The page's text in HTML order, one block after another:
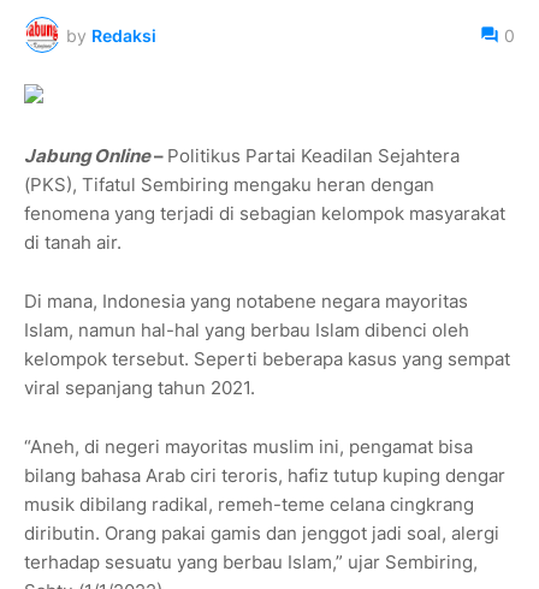
by Redaksi 0
Jabung Online– Politikus Partai Keadilan Sejahtera
(PKS), Tifatul Sembiring mengaku heran dengan
fenomena yang terjadi di sebagian kelompok masyarakat
di tanah air.
Di mana, Indonesia yang notabene negara mayoritas
Islam, namun hal-hal yang berbau Islam dibenci oleh
kelompok tersebut. Seperti beberapa kasus yang sempat
viral sepanjang tahun 2021.
“Aneh, di negeri mayoritas muslim ini, pengamat bisa
bilang bahasa Arab ciri teroris, hafiz tutup kuping dengar
musik dibilang radikal, remeh-teme celana cingkrang
diributin. Orang pakai gamis dan jenggot jadi soal, alergi
terhadap sesuatu yang berbau Islam,” ujar Sembiring,